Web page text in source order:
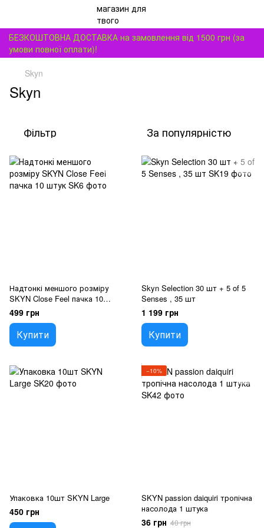
БЕЗКОШТОВНА ДОСТАВКА на замовлення від 1500 грн (за
умови повної оплати)!
Skyn
Skyn
Фільтр За популярністю
Надтонкі меншого розміру
SKYN Close Feel пачка 10
штук
499 грн
Купити
Skyn Selection 30 шт + 5 of 5
Senses , 35 шт
1 199 грн
Купити
Упаковка 10шт SKYN Large
450 грн
−10%
SKYN passion daiquiri тропічна
насолода 1 штука
36 грн 40 грн